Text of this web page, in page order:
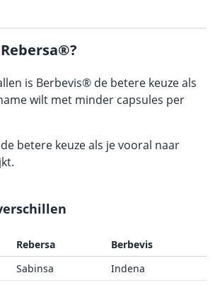
is Berbevis® de betere keuze als
wilt met minder capsules per
betere keuze als je vooral naar
Rebersa
Berbevis
Sabinsa Indena